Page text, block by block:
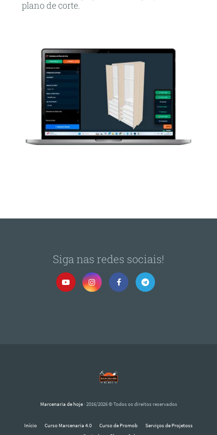
plano de corte.
Siga nas redes sociais!
Marcenaria de hoje· 2016/2026 © Todos os direitos reservados
Início Curso Marcenaria 4.0 Curso de Promob
Serviços de Projetoss